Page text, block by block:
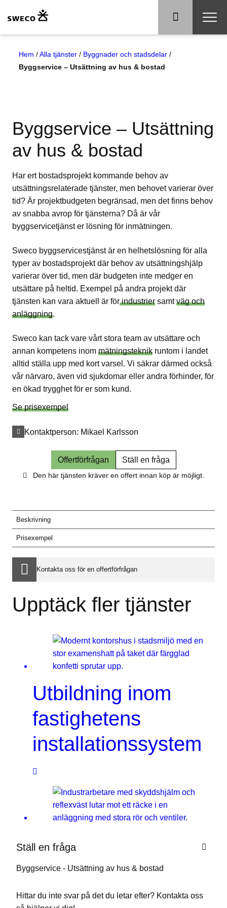
Hem /Alla tjänster / Byggnader och stadsdelar /
Byggservice – Utsättning av hus & bostad
Byggservice – Utsättning
av hus & bostad
Har ert bostadsprojekt kommande behov av
utsättningsrelaterade tjänster, men behovet varierar över
tid? Är projektbudgeten begränsad, men det finns behov
av snabba avrop för tjänsterna? Då är vår
byggservicetjänst er lösning för inmätningen.
Sweco byggservicestjänst är en helhetslösning för alla
typer av bostadsprojekt där behov av utsättningshjälp
varierar över tid, men där budgeten inte medger en
utsättare på heltid. Exempel på andra projekt där
tjänsten kan vara aktuell är förindustrier samtväg och
anläggning.
Sweco kan tack vare vårt stora team av utsättare och
annan kompetens inom mätningsteknik runtom i landet
alltid ställa upp med kort varsel. Vi säkrar därmed också
vår närvaro, även vid sjukdomar eller andra förhinder, för
en ökad trygghet för er som kund.
Se prisexempel
Kontaktperson: Mikael Karlsson
Offertförfrågan Ställ en fråga
Den här tjänsten kräver en offert innan köp är möjligt.
Ställ en fråga
Byggservice - Utsättning av hus & bostad
Hittar du inte svar på det du letar efter? Kontakta oss
Beskrivning
Prisexempel
Kontakta oss för en offertförfrågan
Upptäck fler tjänster
Utbildning inom
fastighetens
installationssystem
Underhållsplan för
installationer